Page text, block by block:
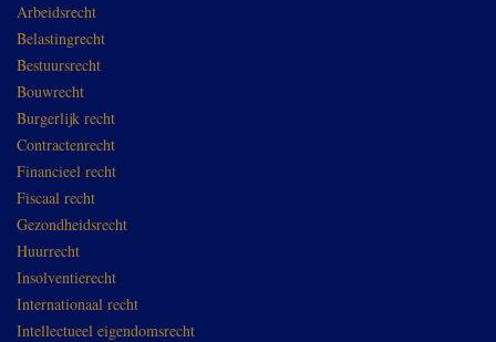
Arbeidsrecht
Belastingrecht
Bestuursrecht
Bouwrecht
Burgerlijk recht
Contractenrecht
Financieel recht
Fiscaal recht
Gezondheidsrecht
Huurrecht
Insolventierecht
Internationaal recht
Intellectueel eigendomsrecht